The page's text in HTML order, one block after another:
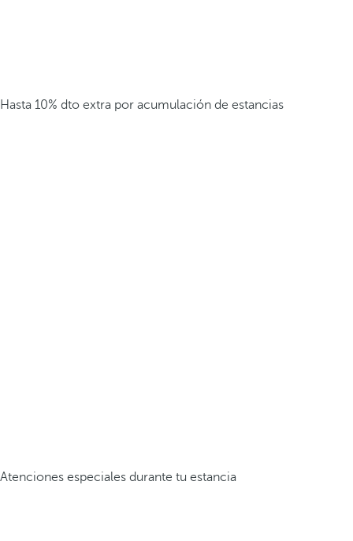
Hasta 10% dto extra por acumulación de estancias
Atenciones especiales durante tu estancia